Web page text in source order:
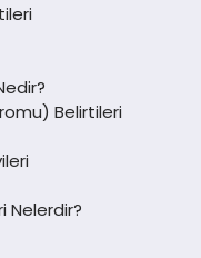
Belirtileri
Nelerdir?